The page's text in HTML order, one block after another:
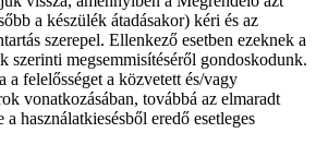
a készülék átadásakor) kéri és az
szerepel. Ellenkező esetben ezeknek a
szerinti megsemmisítéséről gondoskodunk.
a felelősséget a közvetett és/vagy
vonatkozásában, továbbá az elmaradt
használatkiesésből eredő esetleges